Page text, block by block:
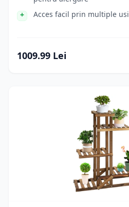
Acces facil prin multiple usi
1009.99 Lei